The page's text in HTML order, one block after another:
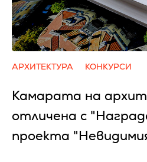
АРХИТЕКТУРА КОНКУРСИ
Камарата на
отличена с
проекта